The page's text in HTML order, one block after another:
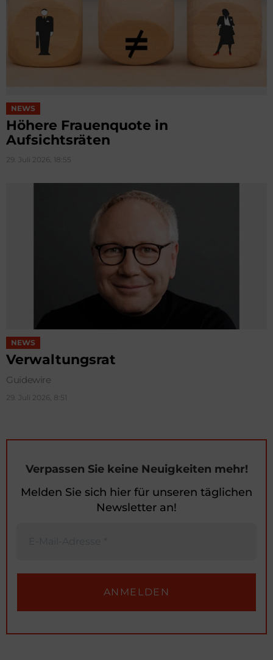
NEWS
Höhere Frauenquote in
Aufsichtsräten
29. Juli 2026, 18:55
NEWS
Verwaltungsrat
Guidewire
29. Juli 2026, 8:51
Verpassen Sie keine Neuigkeiten mehr!
Melden Sie sich hier für unseren täglichen
Newsletter an!